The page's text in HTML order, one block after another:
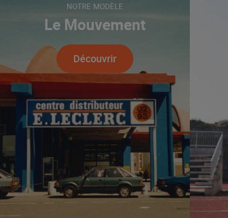
NOTRE MODÈLE
Le Mouvement
Découvrir